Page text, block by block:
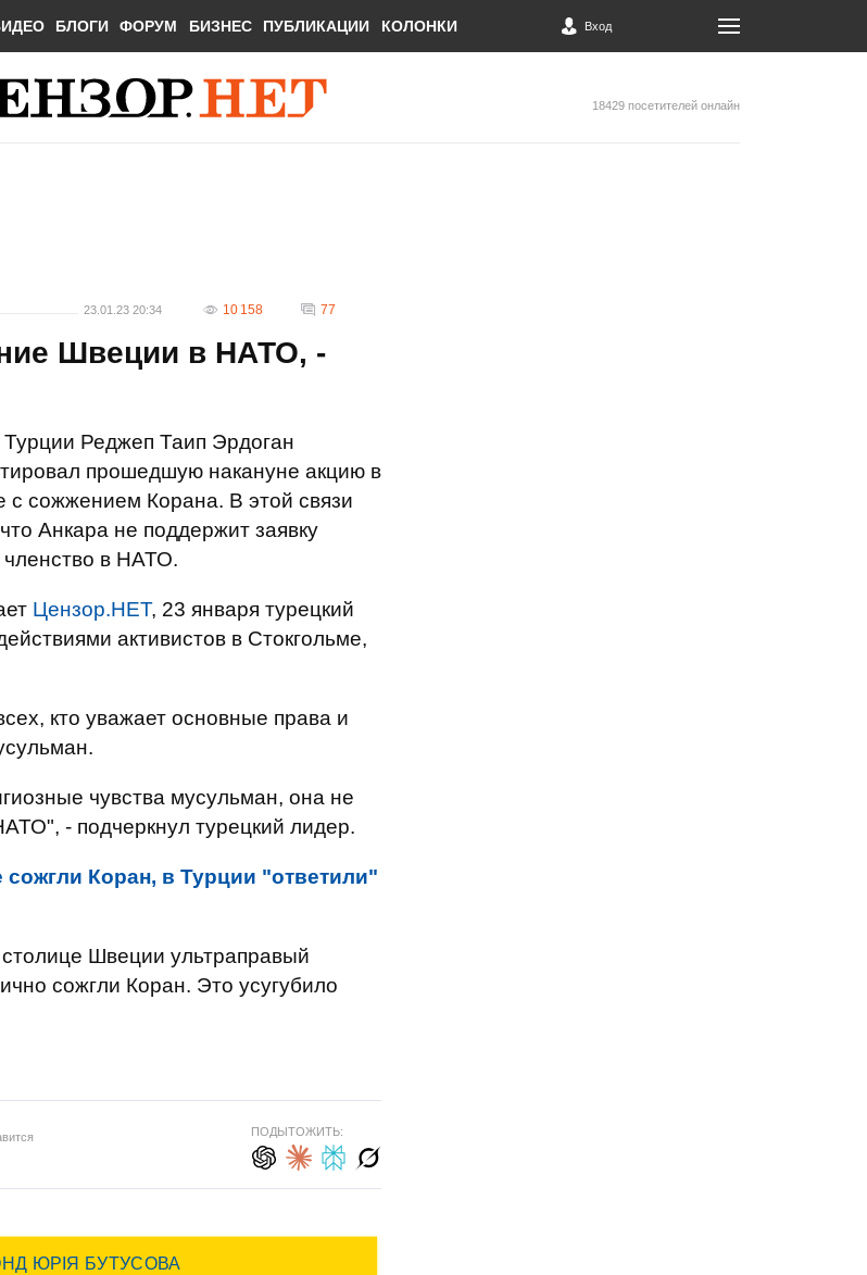
БЛОГИ ФОРУМ БИЗНЕС ПУБЛИКАЦИИ КОЛОНКИ Вход
18429 посетителей онлайн
23.01.23 20:34 10 158 77
Швеции в НАТО, -
Реджеп Таип Эрдоган
прошедшую накануне акцию в
с сожжением Корана. В этой связи
Анкара не поддержит заявку
в НАТО.
Цензор.НЕТ, 23 января турецкий
активистов в Стокгольме,
кто уважает основные права и
чувства мусульман, она не
- подчеркнул турецкий лидер.
сожгли Коран, в Турции "ответили"
Швеции ультраправый
сожгли Коран. Это усугубило
ПОДЫТОЖИТЬ: